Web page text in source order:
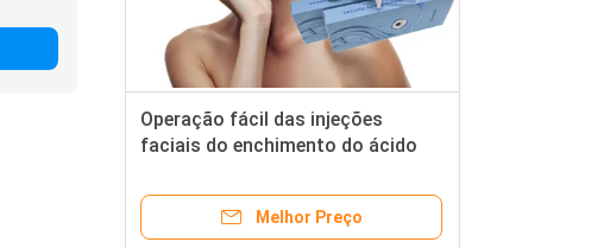
Operação fácil das injeções
faciais do enchimento do ácido
rejuvenescimento
Melhor Preço